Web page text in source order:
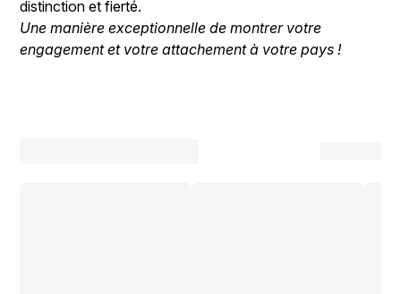
distinction et fierté.
Une manière exceptionnelle de montrer votre
engagement et votre attachement à votre pays !